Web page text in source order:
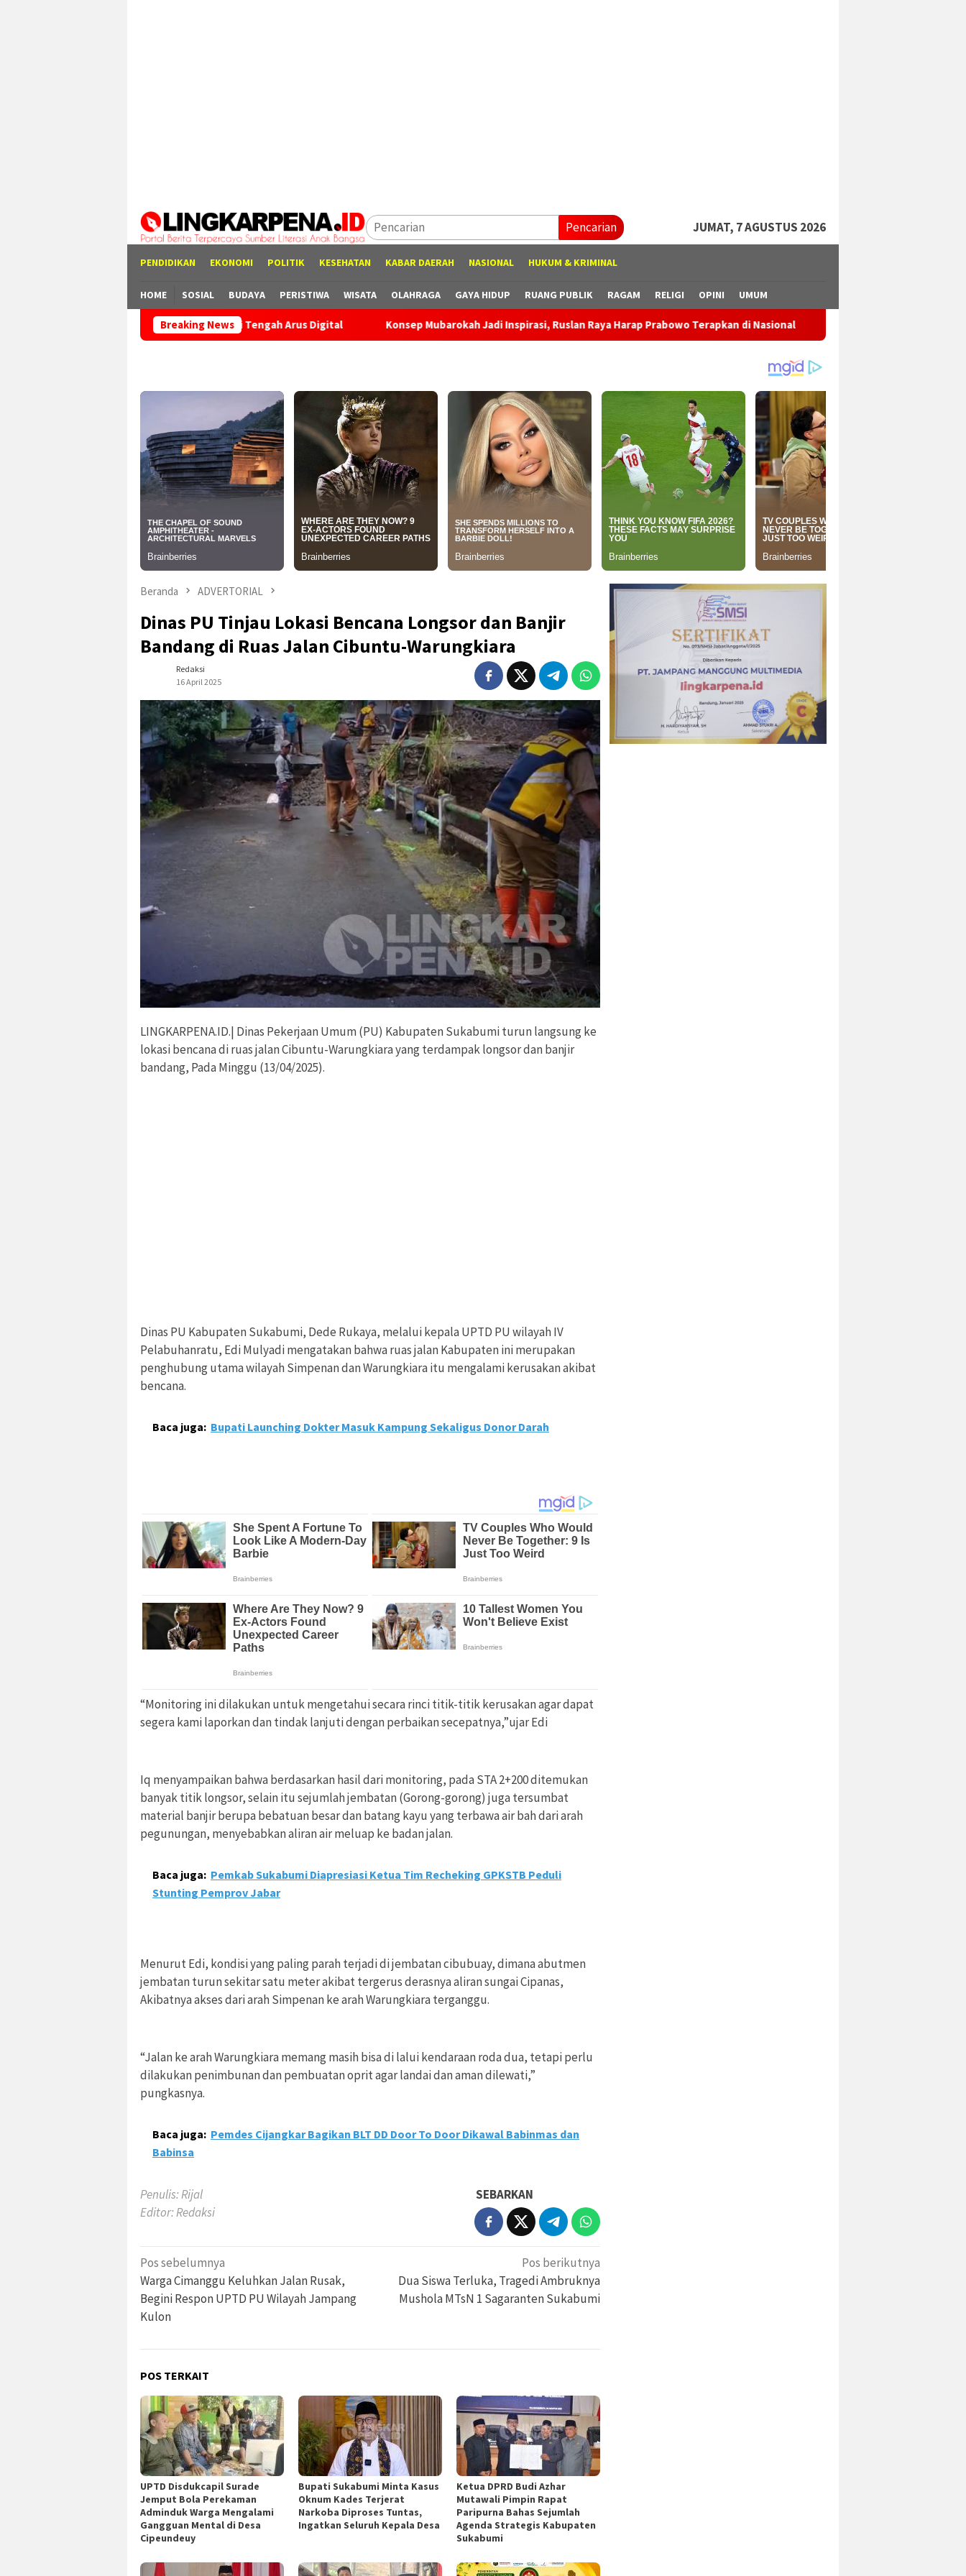
Pencarian JUMAT, 7 AGUSTUS 2026
PENDIDIKAN EKONOMI POLITIK KESEHATAN KABAR DAERAH NASIONAL HUKUM & KRIMINAL
HOME SOSIAL BUDAYA PERISTIWA WISATA OLAHRAGA GAYA HIDUP RUANG PUBLIK RAGAM RELIGI OPINI UMUM
Breaking News
Terus Digemakan di Tengah Arus Digital Konsep Mubarokah Jadi Inspirasi, Ruslan Raya Harap Prabowo Terapkan di Nasional UPTD Disdukcapil Surade Jemput Bola
Beranda ADVERTORIAL
Dinas PU Tinjau Lokasi Bencana Longsor dan Banjir
Bandang di Ruas Jalan Cibuntu-Warungkiara
Redaksi
16 April 2025
LINGKARPENA.ID.| Dinas Pekerjaan Umum (PU) Kabupaten Sukabumi turun langsung ke
lokasi bencana di ruas jalan Cibuntu-Warungkiara yang terdampak longsor dan banjir
bandang, Pada Minggu (13/04/2025).
Dinas PU Kabupaten Sukabumi, Dede Rukaya, melalui kepala UPTD PU wilayah IV
Pelabuhanratu, Edi Mulyadi mengatakan bahwa ruas jalan Kabupaten ini merupakan
penghubung utama wilayah Simpenan dan Warungkiara itu mengalami kerusakan akibat
bencana.
Baca juga: Bupati Launching Dokter Masuk Kampung Sekaligus Donor Darah
“Monitoring ini dilakukan untuk mengetahui secara rinci titik-titik kerusakan agar dapat
segera kami laporkan dan tindak lanjuti dengan perbaikan secepatnya,”ujar Edi
Iq menyampaikan bahwa berdasarkan hasil dari monitoring, pada STA 2+200 ditemukan
banyak titik longsor, selain itu sejumlah jembatan (Gorong-gorong) juga tersumbat
material banjir berupa bebatuan besar dan batang kayu yang terbawa air bah dari arah
pegunungan, menyebabkan aliran air meluap ke badan jalan.
Baca juga: Pemkab Sukabumi Diapresiasi Ketua Tim Recheking GPKSTB Peduli
Stunting Pemprov Jabar
Menurut Edi, kondisi yang paling parah terjadi di jembatan cibubuay, dimana abutmen
jembatan turun sekitar satu meter akibat tergerus derasnya aliran sungai Cipanas,
Akibatnya akses dari arah Simpenan ke arah Warungkiara terganggu.
“Jalan ke arah Warungkiara memang masih bisa di lalui kendaraan roda dua, tetapi perlu
dilakukan penimbunan dan pembuatan oprit agar landai dan aman dilewati,”
pungkasnya.
Baca juga: Pemdes Cijangkar Bagikan BLT DD Door To Door Dikawal Babinmas dan
Babinsa
Penulis: Rijal
Editor: Redaksi
SEBARKAN
Navigasi
pos
Pos sebelumnya
Warga Cimanggu Keluhkan Jalan Rusak,
Begini Respon UPTD PU Wilayah Jampang
Kulon
Pos berikutnya
Dua Siswa Terluka, Tragedi Ambruknya
Mushola MTsN 1 Sagaranten Sukabumi
POS TERKAIT
UPTD Disdukcapil Surade
Jemput Bola Perekaman
Adminduk Warga Mengalami
Gangguan Mental di Desa
Cipeundeuy
Bupati Sukabumi Minta Kasus
Oknum Kades Terjerat
Narkoba Diproses Tuntas,
Ingatkan Seluruh Kepala Desa
Ketua DPRD Budi Azhar
Mutawali Pimpin Rapat
Paripurna Bahas Sejumlah
Agenda Strategis Kabupaten
Sukabumi